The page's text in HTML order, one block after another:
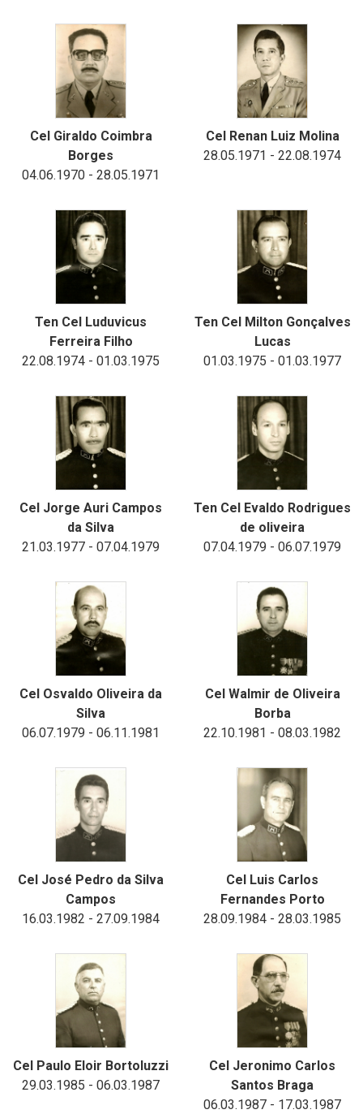
Cel Giraldo Coimbra
Borges
04.06.1970 - 28.05.1971
Cel Renan Luiz Molina
28.05.1971 - 22.08.1974
Ten Cel Luduvicus
Ferreira Filho
22.08.1974 - 01.03.1975
Ten Cel Milton Gonçalves
Lucas
01.03.1975 - 01.03.1977
Cel Jorge Auri Campos
da Silva
21.03.1977 - 07.04.1979
Ten Cel Evaldo Rodrigues
de oliveira
07.04.1979 - 06.07.1979
Cel Osvaldo Oliveira da
Silva
06.07.1979 - 06.11.1981
Cel Walmir de Oliveira
Borba
22.10.1981 - 08.03.1982
Cel José Pedro da Silva
Campos
16.03.1982 - 27.09.1984
Cel Luis Carlos
Fernandes Porto
28.09.1984 - 28.03.1985
Cel Paulo Eloir Bortoluzzi
29.03.1985 - 06.03.1987
Cel Jeronimo Carlos
Santos Braga
06.03.1987 - 17.03.1987